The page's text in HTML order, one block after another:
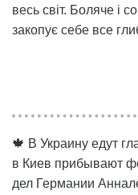
весь світ. Боляче і
закопує себе все
🍁 В Украину едут
в Киев прибывают
дел Германии